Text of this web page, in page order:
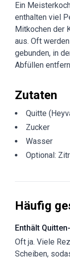
Ein
enthalten viel
Mitkochen der
aus. Oft
gebunden, in
Abfüllen
Zutaten
Quitte
Zucker
Wasser
Optional:
Häufig
Enthält
Oft ja. Viele
Scheiben,